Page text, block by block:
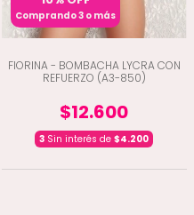
Comprando 3 o más
FIORINA - BOMBACHA LYCRA CON
REFUERZO (A3-850)
$12.600
3 Sin interés de$4.200